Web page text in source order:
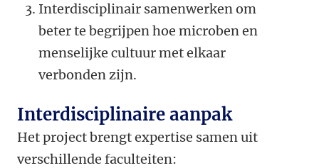
Interdisciplinair samenwerken om
beter te begrijpen hoe microben en
menselijke cultuur met elkaar
verbonden zijn.
Interdisciplinaire aanpak
Het project brengt expertise samen uit
verschillende faculteiten: